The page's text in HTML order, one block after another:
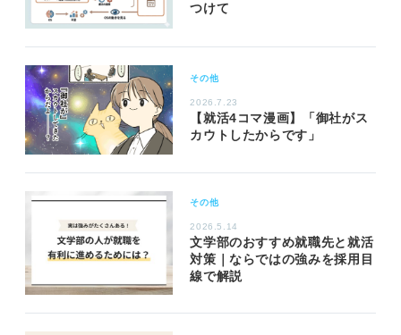
つけて
その他
2026.7.23
【就活4コマ漫画】「御社がス
カウトしたからです」
その他
2026.5.14
文学部のおすすめ就職先と就活
対策｜ならではの強みを採用目
線で解説